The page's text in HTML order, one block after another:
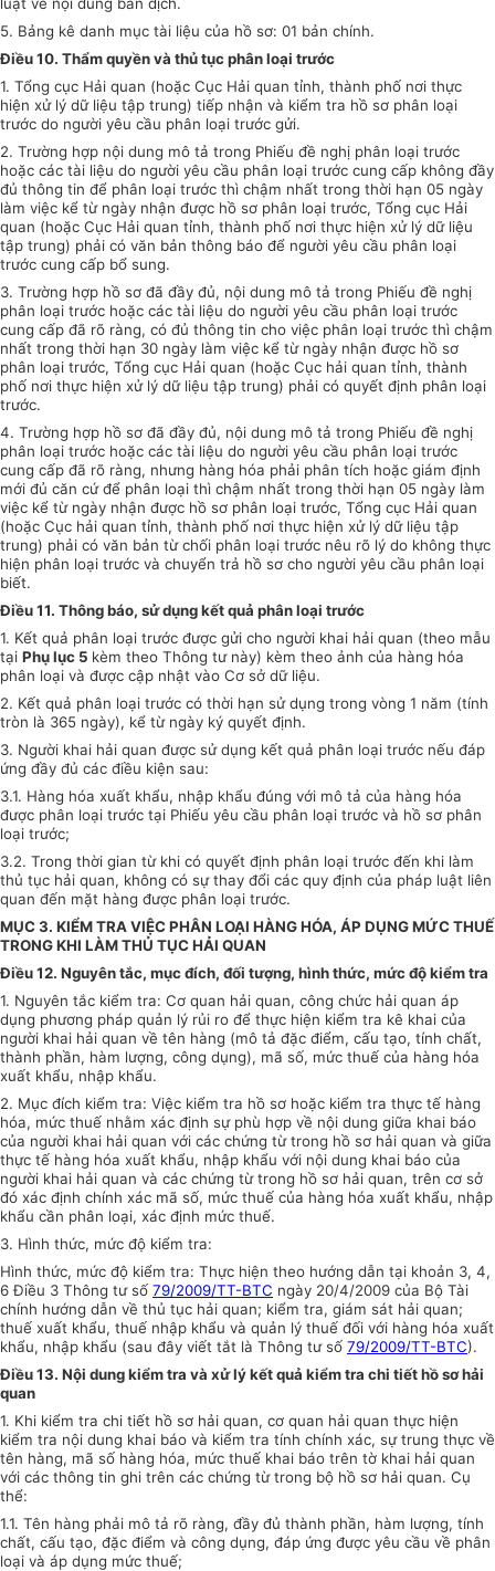
5. Bảng kê danh mục tài liệu của hồ sơ: 01 bản chính.
Điều 10. Thẩm quyền và thủ tục phân loại trước
1. Tổng cục Hải quan (hoặc Cục Hải quan tỉnh, thành phố nơi thực
hiện xử lý dữ liệu tập trung) tiếp nhận và kiểm tra hồ sơ phân loại
trước do người yêu cầu phân loại trước gửi.
2. Trường hợp nội dung mô tả trong Phiếu đề nghị phân loại trước
hoặc các tài liệu do người yêu cầu phân loại trước cung cấp không đầy
đủ thông tin để phân loại trước thì chậm nhất trong thời hạn 05 ngày
làm việc kể từ ngày nhận được hồ sơ phân loại trước, Tổng cục Hải
quan (hoặc Cục Hải quan tỉnh, thành phố nơi thực hiện xử lý dữ liệu
tập trung) phải có văn bản thông báo để người yêu cầu phân loại
trước cung cấp bổ sung.
3. Trường hợp hồ sơ đã đầy đủ, nội dung mô tả trong Phiếu đề nghị
phân loại trước hoặc các tài liệu do người yêu cầu phân loại trước
cung cấp đã rõ ràng, có đủ thông tin cho việc phân loại trước thì chậm
nhất trong thời hạn 30 ngày làm việc kể từ ngày nhận được hồ sơ
phân loại trước, Tổng cục Hải quan (hoặc Cục hải quan tỉnh, thành
phố nơi thực hiện xử lý dữ liệu tập trung) phải có quyết định phân loại
trước.
4. Trường hợp hồ sơ đã đầy đủ, nội dung mô tả trong Phiếu đề nghị
phân loại trước hoặc các tài liệu do người yêu cầu phân loại trước
cung cấp đã rõ ràng, nhưng hàng hóa phải phân tích hoặc giám định
mới đủ căn cứ để phân loại thì chậm nhất trong thời hạn 05 ngày làm
việc kể từ ngày nhận được hồ sơ phân loại trước, Tổng cục Hải quan
(hoặc Cục hải quan tỉnh, thành phố nơi thực hiện xử lý dữ liệu tập
trung) phải có văn bản từ chối phân loại trước nêu rõ lý do không thực
hiện phân loại trước và chuyển trả hồ sơ cho người yêu cầu phân loại
biết.
Điều 11. Thông báo, sử dụng kết quả phân loại trước
1. Kết quả phân loại trước được gửi cho người khai hải quan (theo mẫu
tại Phụ lục 5 kèm theo Thông tư này) kèm theo ảnh của hàng hóa
phân loại và được cập nhật vào Cơ sở dữ liệu.
2. Kết quả phân loại trước có thời hạn sử dụng trong vòng 1 năm (tính
tròn là 365 ngày), kể từ ngày ký quyết định.
3. Người khai hải quan được sử dụng kết quả phân loại trước nếu đáp
ứng đầy đủ các điều kiện sau:
3.1. Hàng hóa xuất khẩu, nhập khẩu đúng với mô tả của hàng hóa
được phân loại trước tại Phiếu yêu cầu phân loại trước và hồ sơ phân
loại trước;
3.2. Trong thời gian từ khi có quyết định phân loại trước đến khi làm
thủ tục hải quan, không có sự thay đổi các quy định của pháp luật liên
quan đến mặt hàng được phân loại trước.
MỤC 3. KIỂM TRA VIỆC PHÂN LOẠI HÀNG HÓA, ÁP DỤNG MỨC THUẾ
TRONG KHI LÀM THỦ TỤC HẢI QUAN
Điều 12. Nguyên tắc, mục đích, đối tượng, hình thức, mức độ kiểm tra
1. Nguyên tắc kiểm tra: Cơ quan hải quan, công chức hải quan áp
dụng phương pháp quản lý rủi ro để thực hiện kiểm tra kê khai của
người khai hải quan về tên hàng (mô tả đặc điểm, cấu tạo, tính chất,
thành phần, hàm lượng, công dụng), mã số, mức thuế của hàng hóa
xuất khẩu, nhập khẩu.
2. Mục đích kiểm tra: Việc kiểm tra hồ sơ hoặc kiểm tra thực tế hàng
hóa, mức thuế nhằm xác định sự phù hợp về nội dung giữa khai báo
của người khai hải quan với các chứng từ trong hồ sơ hải quan và giữa
thực tế hàng hóa xuất khẩu, nhập khẩu với nội dung khai báo của
người khai hải quan và các chứng từ trong hồ sơ hải quan, trên cơ sở
đó xác định chính xác mã số, mức thuế của hàng hóa xuất khẩu, nhập
khẩu cần phân loại, xác định mức thuế.
3. Hình thức, mức độ kiểm tra:
Hình thức, mức độ kiểm tra: Thực hiện theo hướng dẫn tại khoản 3, 4,
6 Điều 3 Thông tư số 79/2009/TT-BTC ngày 20/4/2009 của Bộ Tài
chính hướng dẫn về thủ tục hải quan; kiểm tra, giám sát hải quan;
thuế xuất khẩu, thuế nhập khẩu và quản lý thuế đối với hàng hóa xuất
khẩu, nhập khẩu (sau đây viết tắt là Thông tư số 79/2009/TT-BTC).
Điều 13. Nội dung kiểm tra và xử lý kết quả kiểm tra chi tiết hồ sơ hải
quan
1. Khi kiểm tra chi tiết hồ sơ hải quan, cơ quan hải quan thực hiện
kiểm tra nội dung khai báo và kiểm tra tính chính xác, sự trung thực về
tên hàng, mã số hàng hóa, mức thuế khai báo trên tờ khai hải quan
với các thông tin ghi trên các chứng từ trong bộ hồ sơ hải quan. Cụ
thể:
1.1. Tên hàng phải mô tả rõ ràng, đầy đủ thành phần, hàm lượng, tính
chất, cấu tạo, đặc điểm và công dụng, đáp ứng được yêu cầu về phân
loại và áp dụng mức thuế;